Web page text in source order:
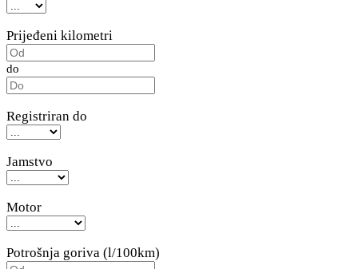
Prijeđeni kilometri
do
Registriran do
Jamstvo
Motor
Potrošnja goriva (l/100km)